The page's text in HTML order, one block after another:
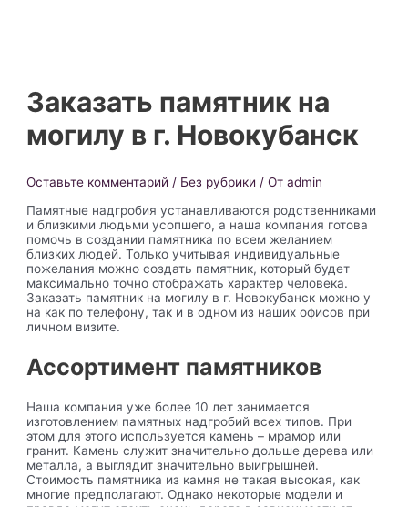
Заказать памятник на
могилу в г. Новокубанск
Оставьте комментарий / Без рубрики / От admin
Памятные надгробия устанавливаются родственниками
и близкими людьми усопшего, а наша компания готова
помочь в создании памятника по всем желанием
близких людей. Только учитывая индивидуальные
пожелания можно создать памятник, который будет
максимально точно отображать характер человека.
Заказать памятник на могилу в г. Новокубанск можно у
на как по телефону, так и в одном из наших офисов при
личном визите.
Ассортимент памятников
Наша компания уже более 10 лет занимается
изготовлением памятных надгробий всех типов. При
этом для этого используется камень – мрамор или
гранит. Камень служит значительно дольше дерева или
металла, а выглядит значительно выигрышней.
Стоимость памятника из камня не такая высокая, как
многие предполагают. Однако некоторые модели и